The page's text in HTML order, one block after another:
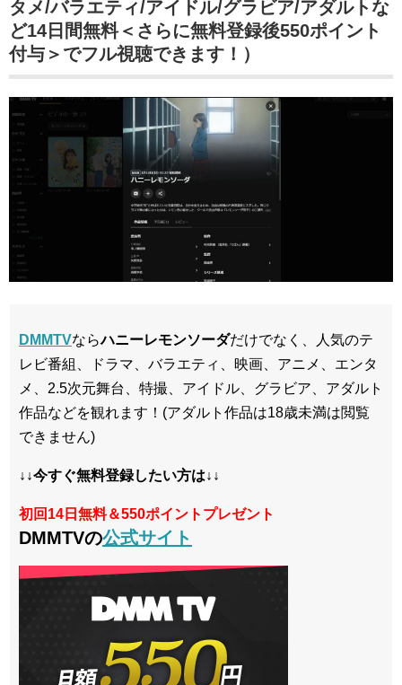
タメ/バラエティ/アイドル/グラビア/アダルトな
ど14日間無料＜さらに無料登録後550ポイント
付与＞でフル視聴できます！）
DMMTVならハニーレモンソーダだけでなく、人気のテ
レビ番組、ドラマ、バラエティ、映画、アニメ、エンタ
メ、2.5次元舞台、特撮、アイドル、グラビア、アダルト
作品などを観れます！(アダルト作品は18歳未満は閲覧
できません)
↓↓今すぐ無料登録したい方は↓↓
初回14日無料＆550ポイントプレゼント
DMMTVの公式サイト